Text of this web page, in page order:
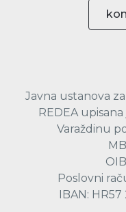
Javna ustanova
REDEA
Varaždinu
Poslovni
IBAN: